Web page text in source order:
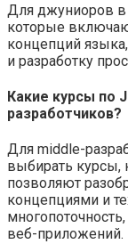
Для джуниоров в
которые
концепций
и разработку
Какие курсы по
разработчиков?
Для middle-
выбирать курсы,
позволяют
концепциями и
веб-приложений.